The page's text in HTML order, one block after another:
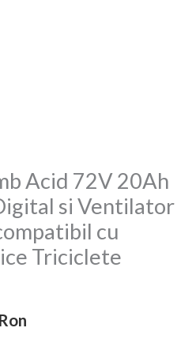
Acid 72V 20Ah
si Ventilator
cu
Triciclete
Ron